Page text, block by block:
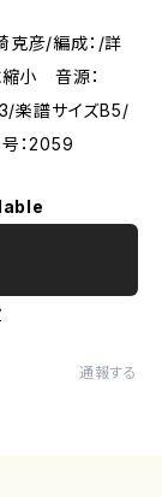
克彦/編成：/詳
小 音源：
楽譜サイズB5/
：2059
通報する